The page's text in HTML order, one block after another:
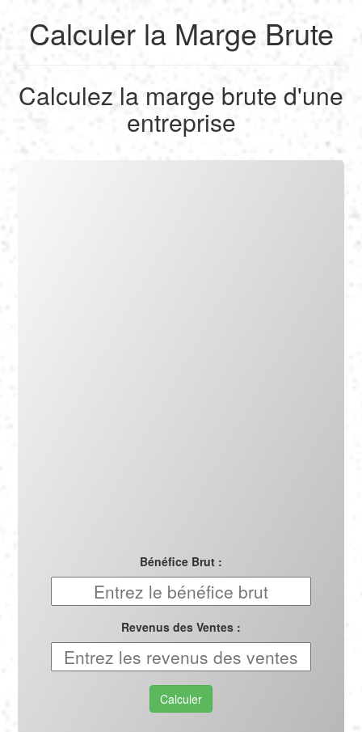
Calculer
English
Français
Deutsch
Calculer la Marge Brute
Calculez la marge brute d'une
entreprise
Bénéfice Brut :
Revenus des Ventes :
Calculer